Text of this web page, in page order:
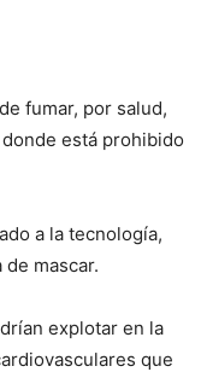
fumar, por salud,
está prohibido
a la tecnología,
mascar.
explotar en la
que